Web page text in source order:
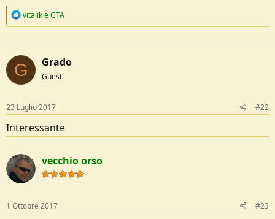
R
c
t
i
o
n
vitalikeGTA
G Grado
Guest
23 Luglio 2017 #22
Interessante
vecchio orso
1 Ottobre 2017 #23